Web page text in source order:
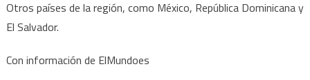
Otros países de la región, como México, República Dominicana y
El Salvador.
Con información de ElMundoes